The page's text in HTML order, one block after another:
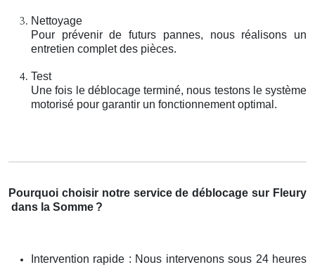
Nettoyage
Pour prévenir de futurs pannes, nous réalisons un
entretien complet des pièces.
Test
Une fois le déblocage terminé, nous testons le système
motorisé pour garantir un fonctionnement optimal.
Pourquoi choisir notre service de déblocage sur Fleury
dans la Somme ?
Intervention rapide : Nous intervenons sous 24 heures